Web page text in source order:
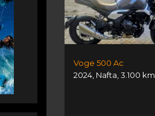
Voge 500 Ac
2024, Nafta 3.100 km.